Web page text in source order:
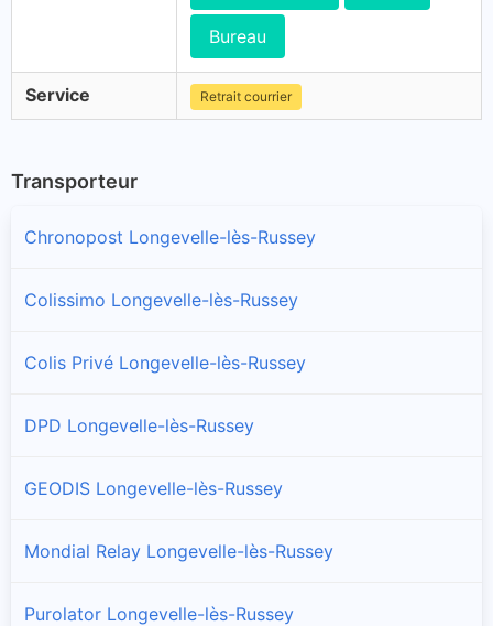
Bureau
Service Retrait courrier
Transporteur
Chronopost Longevelle-lès-Russey
Colissimo Longevelle-lès-Russey
Colis Privé Longevelle-lès-Russey
DPD Longevelle-lès-Russey
GEODIS Longevelle-lès-Russey
Mondial Relay Longevelle-lès-Russey
Purolator Longevelle-lès-Russey